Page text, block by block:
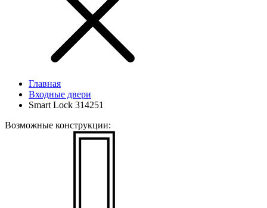
Главная
Входные двери
Smart Lock 314251
Возможные конструкции: